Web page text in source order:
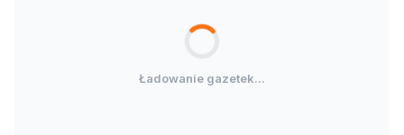
Ładowanie gazetek...